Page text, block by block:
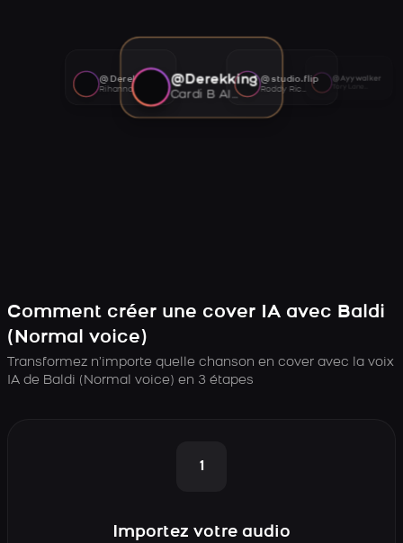
@Derekking
Cardi B AI voice
@studio.flip
Roddy Ricch AI voice
@Ayywalker
@Derekking
Rihanna AI voice
Comment créer une cover IA avec Baldi
(Normal voice)
Transformez n’importe quelle chanson en cover avec la voix
IA de Baldi (Normal voice) en 3 étapes
1
Importez votre audio